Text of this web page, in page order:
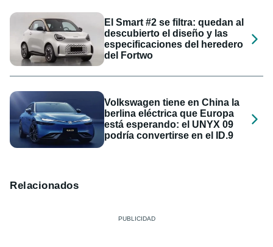
El Smart #2 se filtra: quedan al
descubierto el diseño y las
especificaciones del heredero
del Fortwo
Volkswagen tiene en China la
berlina eléctrica que Europa
está esperando: el UNYX 09
podría convertirse en el ID.9
Relacionados